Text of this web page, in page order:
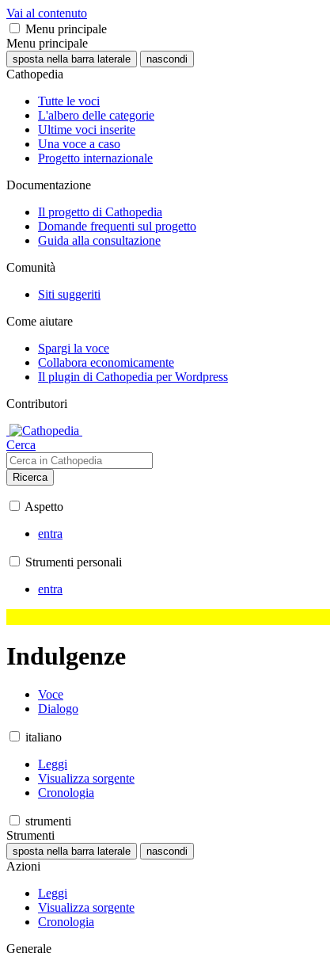
Vai al contenuto
Menu principale
Menu principale
sposta nella barra laterale nascondi
Cathopedia
Tutte le voci
L'albero delle categorie
Ultime voci inserite
Una voce a caso
Progetto internazionale
Documentazione
Il progetto di Cathopedia
Domande frequenti sul progetto
Guida alla consultazione
Comunità
Siti suggeriti
Come aiutare
Spargi la voce
Collabora economicamente
Il plugin di Cathopedia per Wordpress
Contributori
Cerca
Ricerca
Aspetto
entra
Strumenti personali
entra
Indulgenze
Voce
Dialogo
italiano
Leggi
Visualizza sorgente
Cronologia
strumenti
Strumenti
sposta nella barra laterale nascondi
Azioni
Leggi
Visualizza sorgente
Cronologia
Generale